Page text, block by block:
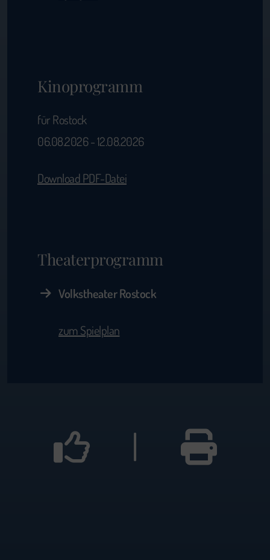
Kinoprogramm
für Rostock
06.08.2026 - 12.08.2026
Download PDF-Datei
Theaterprogramm
Volkstheater Rostock
zum Spielplan
|